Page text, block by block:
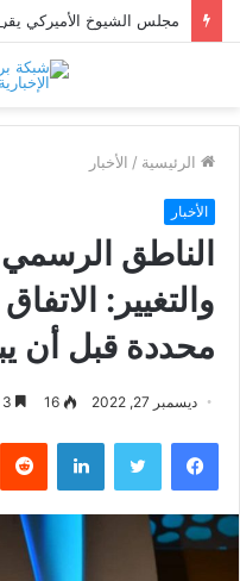
الرئيسية / الأخبار
الأخبار
الناطق
والتغيير:
محددة قبل أن
ديسمبر 27, 2022 16
فيسبوك تويتر لينكدإن